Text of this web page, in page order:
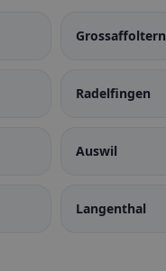
Grossaffoltern
Radelfingen
Auswil
Langenthal